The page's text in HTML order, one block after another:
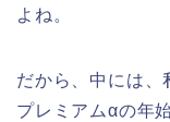
よね。
だから、中には、
プレミアムαの年